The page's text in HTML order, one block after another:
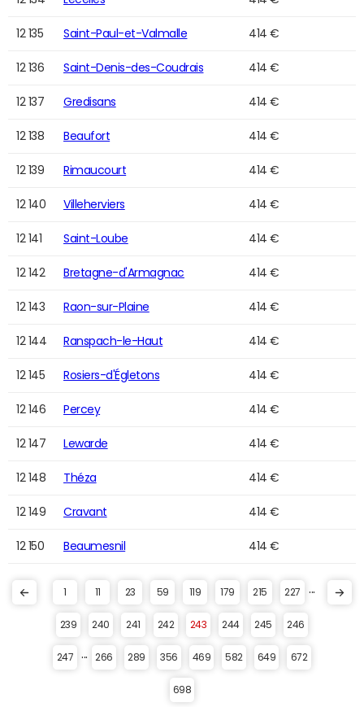
12 135 Saint-Paul-et-Valmalle 414 €
12 136 Saint-Denis-des-Coudrais 414 €
12 137 Gredisans 414 €
12 138 Beaufort 414 €
12 139 Rimaucourt 414 €
12 140 Villeherviers 414 €
12 141 Saint-Loube 414 €
12 142 Bretagne-d'Armagnac 414 €
12 143 Raon-sur-Plaine 414 €
12 144 Ranspach-le-Haut 414 €
12 145 Rosiers-d'Égletons 414 €
12 146 Percey 414 €
12 147 Lewarde 414 €
12 148 Théza 414 €
12 149 Cravant 414 €
12 150 Beaumesnil 414 €
1 11 23 59 119 179 215 227
239 240 241 242 243 244 245 246
247 266 289 356 469 582 649 672
698